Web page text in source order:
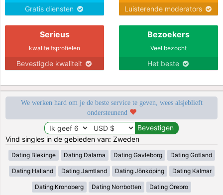
Gratis diensten Luisterende moderators
Serieus
kwaliteitsprofielen
Bevestigde kwaliteit
Bezoekers
Veel bezocht
Het beste
We werken hard om je de beste service te geven, wees alsjeblieft
ondersteunend
Vind singles in de gebieden van: Zweden
Dating Blekinge Dating Dalarna Dating Gavleborg Dating Gotland
Dating Halland Dating Jamtland Dating Jönköping Dating Kalmar
Dating Kronoberg Dating Norrbotten Dating Örebro